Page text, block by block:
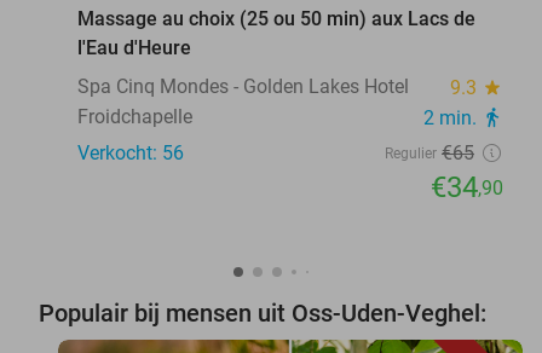
Massage au choix (25 ou 50 min) aux Lacs de
l'Eau d'Heure
Spa Cinq Mondes - Golden Lakes Hotel
9.3 star
Froidchapelle 2 min. directions_walk
Verkocht: 56 Regulier €65
€34,90
Populair bij mensen uit Oss-Uden-Veghel: